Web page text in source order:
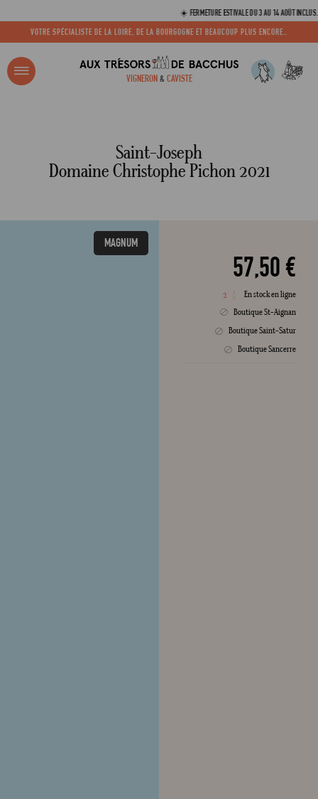
☀️ FERMETURE ESTIVALE DU 3 AU 14 AOÛT INCLUS. VOS
VOTRE SPÉCIALISTE DE LA LOIRE, DE LA BOURGOGNE ET BEAUCOUP PLUS ENCORE..
VIGNERON& CAVISTE
Mot de passe
Mot de
?
MAGNUM
Saint-Joseph
Domaine Christophe Pichon 2021
57,50 €
2
En stock en ligne
Boutique St-Aignan
Boutique Saint-Satur
Boutique Sancerre